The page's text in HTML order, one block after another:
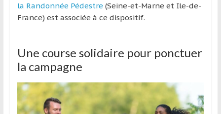
la Randonnée Pédestre(Seine-et-Marne et Ile-de-
France) est associée à ce dispositif.
Une course solidaire pour ponctuer
la campagne